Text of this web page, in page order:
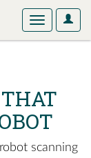
User
Toggle
scanning